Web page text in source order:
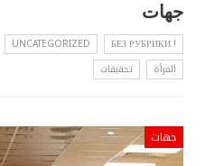
جهات
! БЕЗ РУБРИКИ
UNCATEGORIZED
المرأة
تحقيقات
جهات